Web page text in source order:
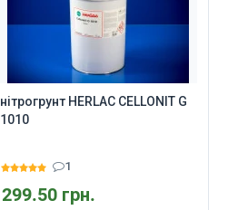
нітрогрунт HERLAC CELLONIT G
1010
299.50 грн.
1